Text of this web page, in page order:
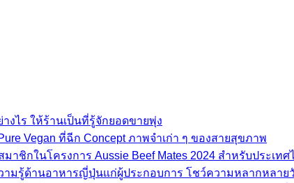
งไร ให้ร้านเป็นที่รู้จักยอดขายพุ่ง
Vegan ที่ฉีก Concept ภาพจำเก่า ๆ ของสายสุขภาพ
มาชิกในโครงการ Aussie Beef Mates 2024 สำหรับประเทศ
ามรู้ด้านอาหารญี่ปุ่นแก่ผู้ประกอบการ โชว์ความหลากหลา